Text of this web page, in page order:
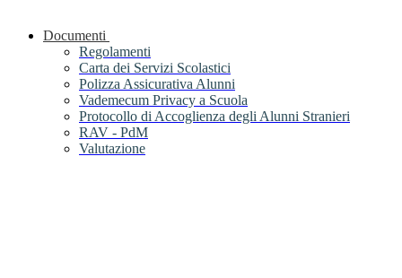
Documenti
Regolamenti
Carta dei Servizi Scolastici
Polizza Assicurativa Alunni
Vademecum Privacy a Scuola
Protocollo di Accoglienza degli Alunni Stranieri
RAV - PdM
Valutazione